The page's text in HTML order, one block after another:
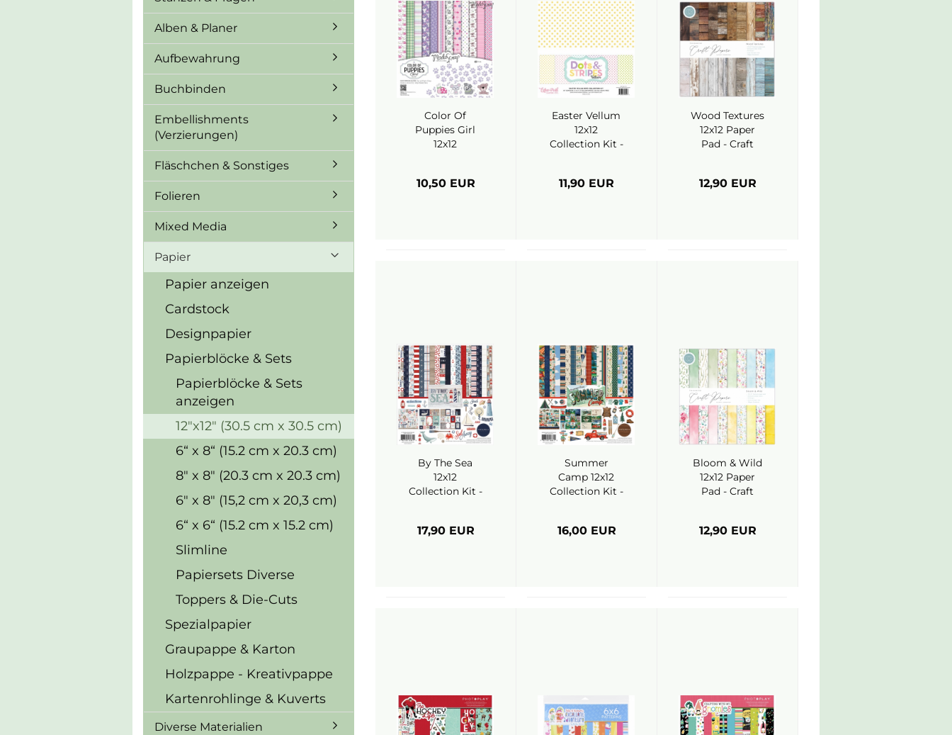
Color Of
Puppies Girl
12x12
10,50 EUR
Easter Vellum
12x12
Collection Kit -
11,90 EUR
Wood Textures
12x12 Paper
Pad - Craft
12,90 EUR
By The Sea
12x12
Collection Kit -
17,90 EUR
Summer
Camp 12x12
Collection Kit -
16,00 EUR
Bloom & Wild
12x12 Paper
Pad - Craft
12,90 EUR
Alben & Planer
Aufbewahrung
Buchbinden
Embellishments
(Verzierungen)
Fläschchen & Sonstiges
Folieren
Mixed Media
Papier
Papier anzeigen
Cardstock
Designpapier
Papierblöcke & Sets
Papierblöcke & Sets
anzeigen
12"x12" (30.5 cm x 30.5 cm)
6“ x 8“ (15.2 cm x 20.3 cm)
8" x 8" (20.3 cm x 20.3 cm)
6" x 8" (15,2 cm x 20,3 cm)
6“ x 6“ (15.2 cm x 15.2 cm)
Slimline
Papiersets Diverse
Toppers & Die-Cuts
Spezialpapier
Graupappe & Karton
Holzpappe - Kreativpappe
Kartenrohlinge & Kuverts
Diverse Materialien